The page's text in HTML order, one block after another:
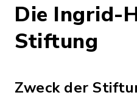
Die Ingrid-
Stiftung
Zweck der